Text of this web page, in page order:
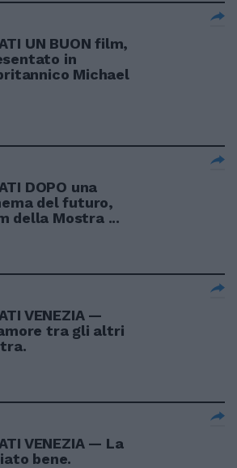
UN BUON film,
in
Michael
DOPO una
del futuro,
della Mostra ...
VENEZIA —
tra gli altri
VENEZIA — La
bene.